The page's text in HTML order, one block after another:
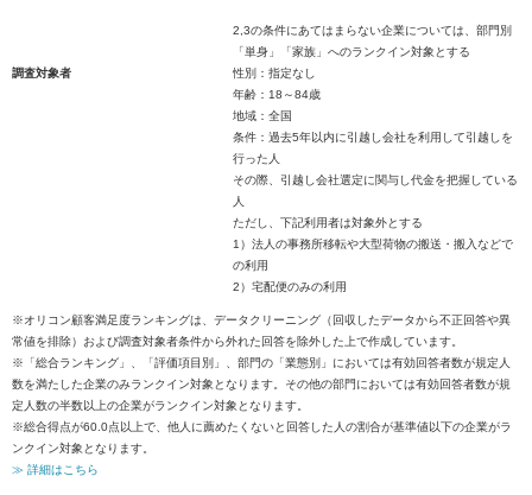
2,3の条件にあてはまらない企業については、部門別
「単身」「家族」へのランクイン対象とする
調査対象者
性別：指定なし
年齢：18～84歳
地域：全国
条件：過去5年以内に引越し会社を利用して引越しを
行った人
その際、引越し会社選定に関与し代金を把握している
人
ただし、下記利用者は対象外とする
1）法人の事務所移転や大型荷物の搬送・搬入などで
の利用
2）宅配便のみの利用
※オリコン顧客満足度ランキングは、データクリーニング（回収したデータから不正回答や異
常値を排除）および調査対象者条件から外れた回答を除外した上で作成しています。
※「総合ランキング」、「評価項目別」、部門の「業態別」においては有効回答者数が規定人
数を満たした企業のみランクイン対象となります。その他の部門においては有効回答者数が規
定人数の半数以上の企業がランクイン対象となります。
※総合得点が60.0点以上で、他人に薦めたくないと回答した人の割合が基準値以下の企業がラ
ンクイン対象となります。
≫ 詳細はこちら